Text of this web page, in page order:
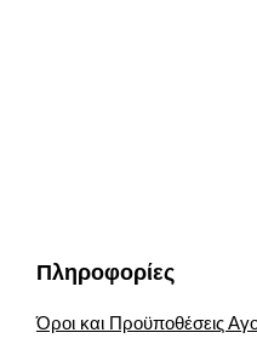
Πληροφορίες
Όροι και Προϋποθέσεις